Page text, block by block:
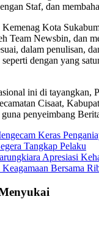
Staf, dan
Kemenag Kota
Team Newsbin, dan
dalam penulisan,
dengan yang
ini di tayangkan,
Cisaat,
penyeimbang
Keras
Tangkap Pelaku
Apresiasi
Bersama